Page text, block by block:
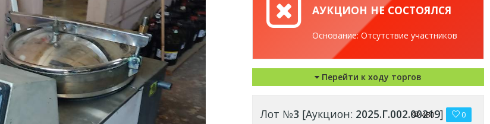
АУКЦИОН НЕ СОСТОЯЛСЯ
Основание: Отсутствие участников
Перейти к ходу торгов
Лот №3 [Аукцион: 2025.Г.002.00219]
480 0